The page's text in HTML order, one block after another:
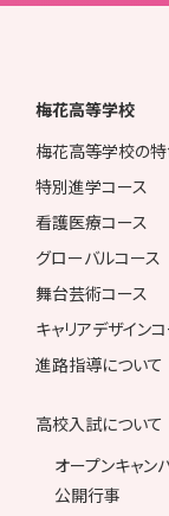
梅花高等学校
梅花高等学校の
特別進学コース
看護医療コース
グローバルコース
舞台芸術コース
キャリアデザイン
進路指導について
高校入試について
オープンキャン
公開行事